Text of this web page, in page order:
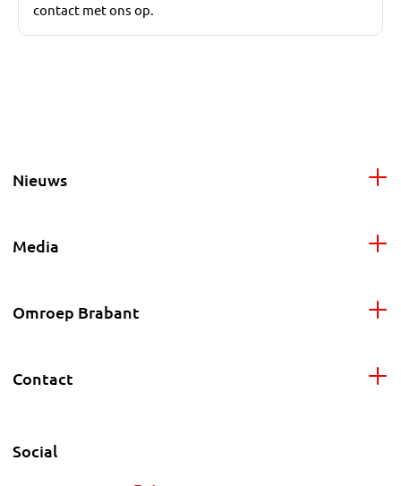
contact met ons op.
Nieuws
Media
Omroep Brabant
Contact
Social